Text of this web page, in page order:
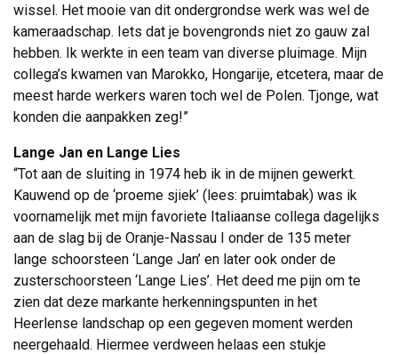
wissel. Het mooie van dit ondergrondse werk was wel de
kameraadschap. Iets dat je bovengronds niet zo gauw zal
hebben. Ik werkte in een team van diverse pluimage. Mijn
collega’s kwamen van Marokko, Hongarije, etcetera, maar de
meest harde werkers waren toch wel de Polen. Tjonge, wat
konden die aanpakken zeg!”
Lange Jan en Lange Lies
“Tot aan de sluiting in 1974 heb ik in de mijnen gewerkt.
Kauwend op de ‘proeme sjiek’ (lees: pruimtabak) was ik
voornamelijk met mijn favoriete Italiaanse collega dagelijks
aan de slag bij de Oranje-Nassau I onder de 135 meter
lange schoorsteen ‘Lange Jan’ en later ook onder de
zusterschoorsteen ‘Lange Lies’. Het deed me pijn om te
zien dat deze markante herkenningspunten in het
Heerlense landschap op een gegeven moment werden
neergehaald. Hiermee verdween helaas een stukje